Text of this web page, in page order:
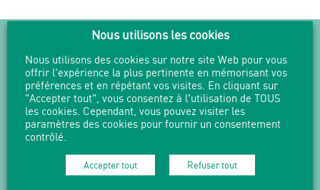
NEWSLETTER
Suivez l'actualité en vous abonnant
à nos Newsletters.
M'abonner
04 37 49 73 90 -mduchere@grandlyon.com
Nous utilisons les cookies
Nous utilisons des cookies sur notre site Web pour vous
offrir l'expérience la plus pertinente en mémorisant vos
préférences et en répétant vos visites. En cliquant sur
"Accepter tout", vous consentez à l'utilisation de TOUS
les cookies. Cependant, vous pouvez visiter les
paramètres des cookies pour fournir un consentement
contrôlé.
Accepter tout Refuser tout